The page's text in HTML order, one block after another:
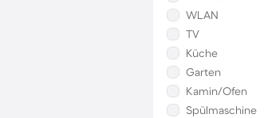
WLAN
TV
Küche
Garten
Kamin/Ofen
Spülmaschine